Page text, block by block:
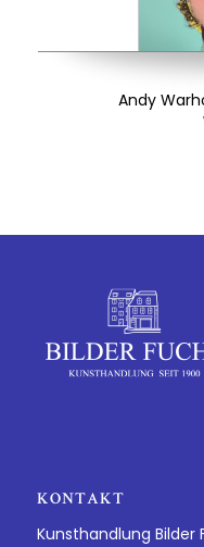
Andy
KONTAKT
Kunsthandlung Bilder